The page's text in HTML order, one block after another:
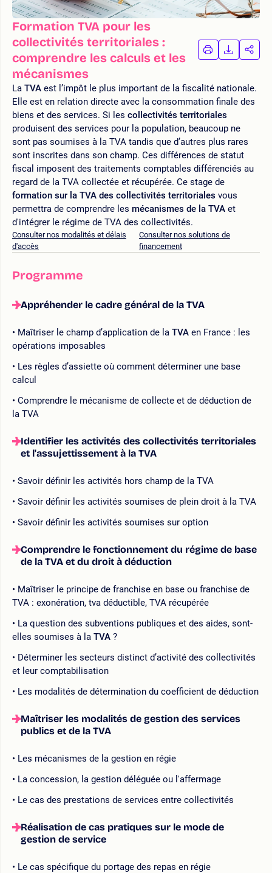
Formation TVA pour les
collectivités territoriales :
comprendre les calculs et les
mécanismes
IMPRIMER
LA
LA
La TVA est l’impôt le plus important de la fiscalité nationale.
Elle est en relation directe avec la consommation finale des
biens et des services. Si les collectivités territoriales
produisent des services pour la population, beaucoup ne
sont pas soumises à la TVA tandis que d’autres plus rares
sont inscrites dans son champ. Ces différences de statut
fiscal imposent des traitements comptables différenciés au
regard de la TVA collectée et récupérée. Ce stage de
formation sur la TVA des collectivités territoriales vous
permettra de comprendre les mécanismes de la TVA et
d'intégrer le régime de TVA des collectivités.
Consulter nos modalités et délais
d'accès
Consulter nos solutions de
financement
Programme
Appréhender le cadre général de la TVA
Maîtriser le champ d’application de la TVA en France : les
opérations imposables
Les règles d’assiette où comment déterminer une base
calcul
Comprendre le mécanisme de collecte et de déduction de
la TVA
Identifier les activités des collectivités territoriales
et l'assujettissement à la TVA
Savoir définir les activités hors champ de la TVA
Savoir définir les activités soumises de plein droit à la TVA
Savoir définir les activités soumises sur option
Comprendre le fonctionnement du régime de base
de la TVA et du droit à déduction
Maîtriser le principe de franchise en base ou franchise de
TVA : exonération, tva déductible, TVA récupérée
La question des subventions publiques et des aides, sont-
elles soumises à la TVA ?
Déterminer les secteurs distinct d’activité des collectivités
et leur comptabilisation
Les modalités de détermination du coefficient de déduction
Maîtriser les modalités de gestion des services
publics et de la TVA
Les mécanismes de la gestion en régie
La concession, la gestion déléguée ou l'affermage
Le cas des prestations de services entre collectivités
Réalisation de cas pratiques sur le mode de
gestion de service
Le cas spécifique du portage des repas en régie